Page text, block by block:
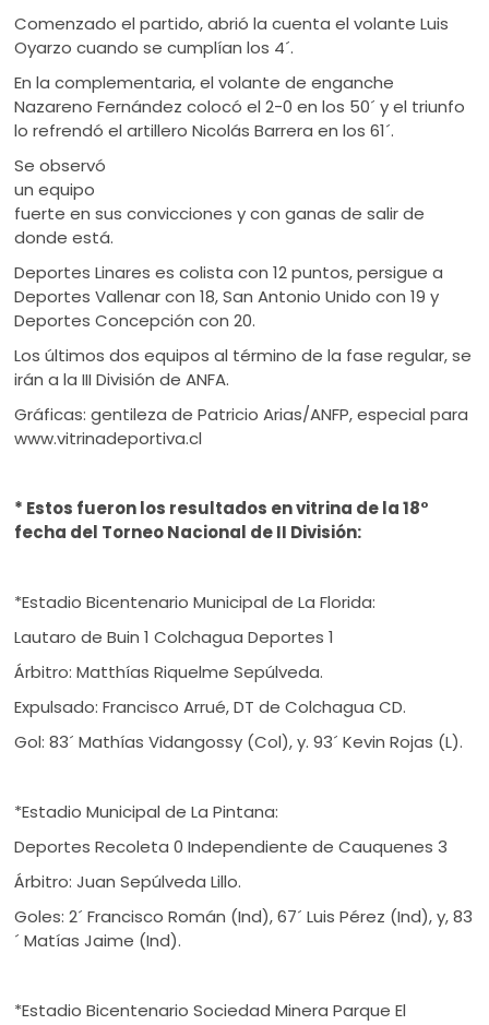
Comenzado el partido, abrió la cuenta el volante Luis
Oyarzo cuando se cumplían los 4´.
En la complementaria, el volante de enganche
Nazareno Fernández colocó el 2-0 en los 50´ y el triunfo
lo refrendó el artillero Nicolás Barrera en los 61´.
Se observó
un equipo
fuerte en sus convicciones y con ganas de salir de
donde está.
Deportes Linares es colista con 12 puntos, persigue a
Deportes Vallenar con 18, San Antonio Unido con 19 y
Deportes Concepción con 20.
Los últimos dos equipos al término de la fase regular, se
irán a la III División de ANFA.
Gráficas: gentileza de Patricio Arias/ANFP, especial para
www.vitrinadeportiva.cl
* Estos fueron los resultados en vitrina de la 18°
fecha del Torneo Nacional de II División:
*Estadio Bicentenario Municipal de La Florida:
Lautaro de Buin 1 Colchagua Deportes 1
Árbitro: Matthías Riquelme Sepúlveda.
Expulsado: Francisco Arrué, DT de Colchagua CD.
Gol: 83´ Mathías Vidangossy (Col), y. 93´ Kevin Rojas (L).
*Estadio Municipal de La Pintana:
Deportes Recoleta 0 Independiente de Cauquenes 3
Árbitro: Juan Sepúlveda Lillo.
Goles: 2´ Francisco Román (Ind), 67´ Luis Pérez (Ind), y, 83
´ Matías Jaime (Ind).
*Estadio Bicentenario Sociedad Minera Parque El